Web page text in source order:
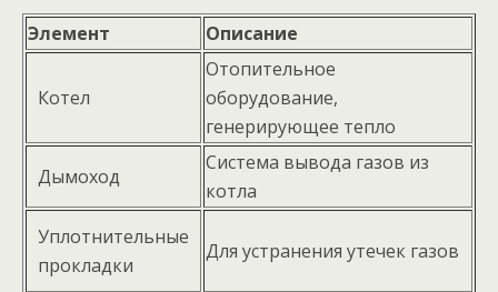
Элемент Описание
Котел
Отопительное
оборудование,
генерирующее тепло
Дымоход
Система вывода газов из
котла
Уплотнительные
прокладки
Для устранения утечек газов